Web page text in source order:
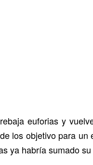
euforias y
los objetivo para
ya habría sumado